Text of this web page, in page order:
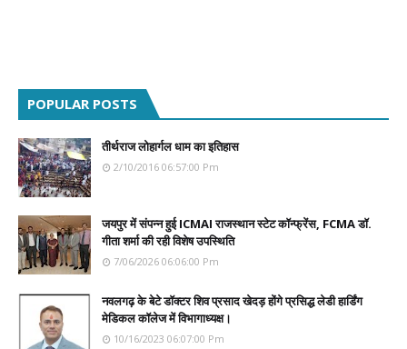
POPULAR POSTS
तीर्थराज लोहार्गल धाम का इतिहास
2/10/2016 06:57:00 Pm
जयपुर में संपन्न हुई ICMAI राजस्थान स्टेट कॉन्फ्रेंस, FCMA डॉ.
गीता शर्मा की रही विशेष उपस्थिति
7/06/2026 06:06:00 Pm
नवलगढ़ के बेटे डॉक्टर शिव प्रसाद खेदड़ होंगे प्रसिद्ध लेडी हार्डिंग
मेडिकल कॉलेज में विभागाध्यक्ष।
10/16/2023 06:07:00 Pm